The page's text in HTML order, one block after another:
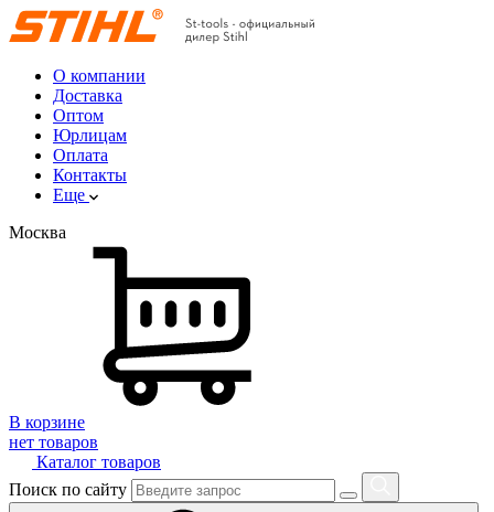
О компании
Доставка
Оптом
Юрлицам
Оплата
Контакты
Еще
Москва
В корзине
нет товаров
Каталог товаров
Поиск по сайту